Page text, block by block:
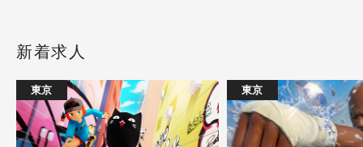
新着求人
東京 東京